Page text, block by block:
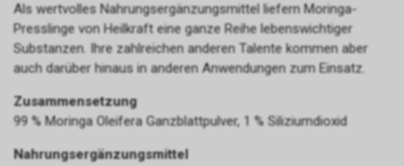
Als wertvolles Nahrungsergänzungsmittel liefern Moringa-
Presslinge von Heilkraft eine ganze Reihe lebenswichtiger
Substanzen. Ihre zahlreichen anderen Talente kommen aber
auch darüber hinaus in anderen Anwendungen zum Einsatz.
Zusammensetzung
99 % Moringa Oleifera Ganzblattpulver, 1 % Siliziumdioxid
Nahrungsergänzungsmittel